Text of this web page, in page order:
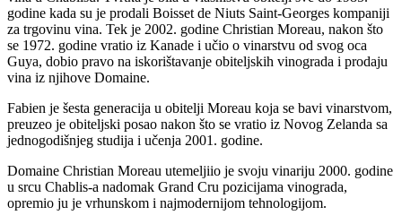
godine kada su je prodali Boisset de Niuts Saint-Georges kompaniji
za trgovinu vina. Tek je 2002. godine Christian Moreau, nakon što
se 1972. godine vratio iz Kanade i učio o vinarstvu od svog oca
Guya, dobio pravo na iskorištavanje obiteljskih vinograda i prodaju
vina iz njihove Domaine.
Fabien je šesta generacija u obitelji Moreau koja se bavi vinarstvom,
preuzeo je obiteljski posao nakon što se vratio iz Novog Zelanda sa
jednogodišnjeg studija i učenja 2001. godine.
Domaine Christian Moreau utemeljiio je svoju vinariju 2000. godine
u srcu Chablis-a nadomak Grand Cru pozicijama vinograda,
opremio ju je vrhunskom i najmodernijom tehnologijom.